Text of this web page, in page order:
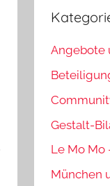
Angebote
Gestalt-
Le Mo Mo
München